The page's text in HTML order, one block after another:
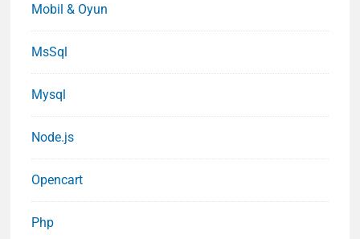
Mobil & Oyun
MsSql
Mysql
Node.js
Opencart
Php